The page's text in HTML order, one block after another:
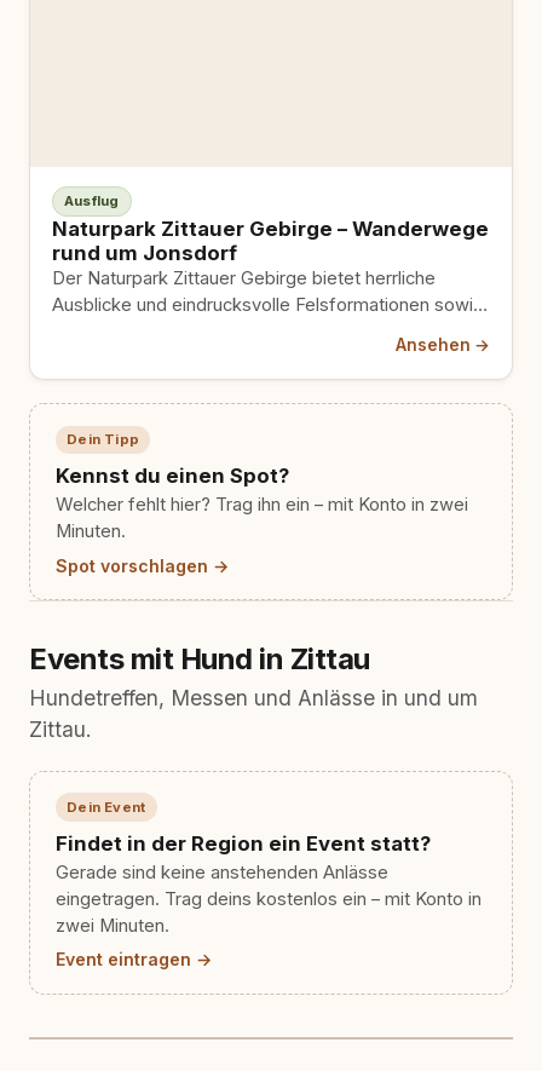
Ausflug
Naturpark Zittauer Gebirge – Wanderwege
rund um Jonsdorf
Der Naturpark Zittauer Gebirge bietet herrliche
Ausblicke und eindrucksvolle Felsformationen sowie
Ansehen →
Dein Tipp
Kennst du einen Spot?
Welcher fehlt hier? Trag ihn ein – mit Konto in zwei
Minuten.
Spot vorschlagen →
Events mit Hund in Zittau
Hundetreffen, Messen und Anlässe in und um
Zittau.
Dein Event
Findet in der Region ein Event statt?
Gerade sind keine anstehenden Anlässe
eingetragen. Trag deins kostenlos ein – mit Konto in
zwei Minuten.
Event eintragen →